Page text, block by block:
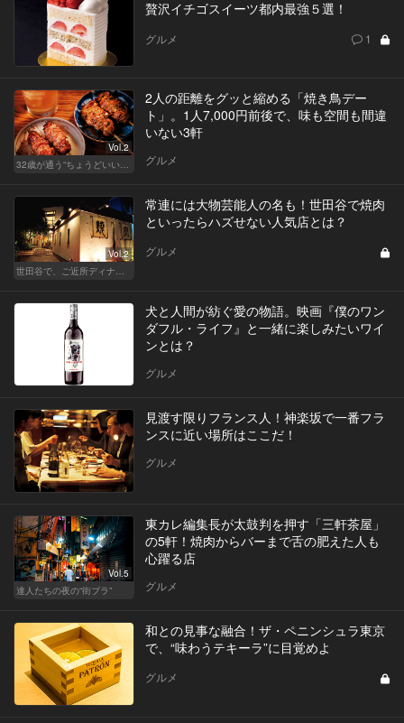
贅沢イチゴスイーツ都内最強５選！
グルメ 1
Vol.2
32歳が通う“ちょうどいい”価格の店
2人の距離をグッと縮める「焼き鳥デー
ト」。1人7,000円前後で、味も空間も間違
いない3軒
グルメ
Vol.2
世田谷で、ご近所ディナーを楽しもう！
常連には大物芸能人の名も！世田谷で焼肉
といったらハズせない人気店とは？
グルメ
犬と人間が紡ぐ愛の物語。映画『僕のワン
ダフル・ライフ』と一緒に楽しみたいワイ
ンとは？
グルメ
見渡す限りフランス人！神楽坂で一番フラ
ンスに近い場所はここだ！
グルメ
Vol.5
達人たちの夜の“街ブラ”
東カレ編集長が太鼓判を押す「三軒茶屋」
の5軒！焼肉からバーまで舌の肥えた人も
心躍る店
グルメ
和との見事な融合！ザ・ペニンシュラ東京
で、“味わうテキーラ”に目覚めよ
グルメ